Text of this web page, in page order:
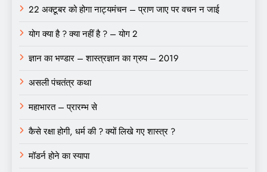
22 अक्टूबर को होगा नाट्यमंचन – प्राण जाए पर वचन न जाई
योग क्या है ? क्या नहीं है ? – योग 2
ज्ञान का भण्डार – शास्त्रज्ञान का ग्रुप – 2019
असली पंचतंत्र कथा
महाभारत – प्रारम्भ से
कैसे रक्षा होगी, धर्म की ? क्यों लिखे गए शास्त्र ?
मॉडर्न होने का स्यापा